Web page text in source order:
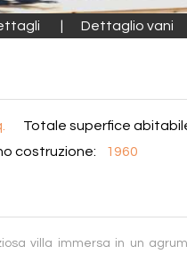
Dettaglio vani
Totale superfice
costruzione: 1960
villa immersa in un